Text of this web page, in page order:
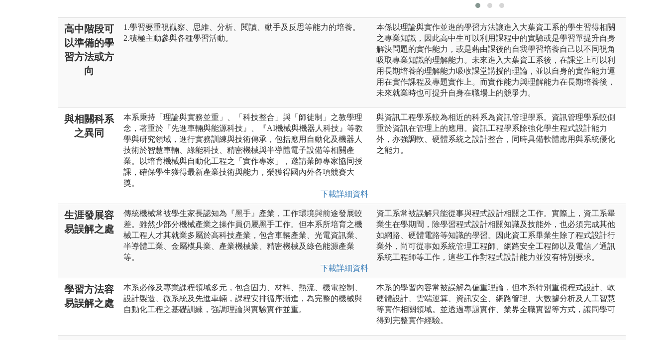
高中階段可
以準備的學
習方法或方
向
1.學習要重視觀察、思維、分析、閱讀、動手及反思等能力的培養。
2.積極主動參與各種學習活動。
本係以理論與實作並進的學習方法讓進入大葉資工系的學生習得相關
之專業知識，因此高中生可以利用課程中的實驗或是學習單提升自身
解決問題的實作能力，或是藉由課後的自我學習培養自己以不同視角
吸取專業知識的理解能力。未來進入大葉資工系後，在課堂上可以利
用長期培養的理解能力吸收課堂講授的理論，並以自身的實作能力運
用在實作課程及專題實作上。而實作能力與理解能力在長期培養後，
未來就業時也可提升自身在職場上的競爭力。
與相關科系
之異同
本系秉持「理論與實務並重」、「科技整合」與「師徒制」之教學理
念，著重於『先進車輛與能源科技』、『AI機械與機器人科技』等教
學與研究領域，進行實務訓練與技術傳承，包括應用自動化及機器人
技術於智慧車輛、綠能科技、精密機械與半導體電子設備等相關產
業。以培育機械與自動化工程之「實作專家」，邀請業師專家協同授
課，確保學生獲得最新產業技術與能力，榮獲得國內外各項競賽大
獎。
下載詳細資料
與資訊工程學系較為相近的科系為資訊管理學系。資訊管理學系較側
重於資訊在管理上的應用。資訊工程學系除強化學生程式設計能力
外，亦強調軟、硬體系統之設計整合，同時具備軟體應用與系統優化
之能力。
生涯發展容
易誤解之處
傳統機械常被學生家長認知為『黑手』產業，工作環境與前途發展較
差。雖然少部分機械產業之操作員仍屬黑手工作。但本系所培育之機
械工程人才其就業多屬於高科技產業，包含車輛產業、光電資訊業、
半導體工業、金屬模具業、產業機械業、精密機械及綠色能源產業
等。
下載詳細資料
資工系常被誤解只能從事與程式設計相關之工作。實際上，資工系畢
業生在學期間，除學習程式設計相關知識及技能外，也必須完成其他
如網路、硬體電路等知識的學習。因此資工系畢業生除了程式設計行
業外，尚可從事如系統管理工程師、網路安全工程師以及電信／通訊
系統工程師等工作，這些工作對程式設計能力並沒有特別要求。
學習方法容
易誤解之處
本系必修及專業課程領域多元，包含固力、材料、熱流、機電控制、
設計製造、微系統及先進車輛，課程安排循序漸進，為完整的機械與
自動化工程之基礎訓練，強調理論與實驗實作並重。
本系的學習內容常被誤解為偏重理論，但本系特別重視程式設計、軟
硬體設計、雲端運算、資訊安全、網路管理、大數據分析及人工智慧
等實作相關領域。並透過專題實作、業界全職實習等方式，讓同學可
得到完整實作經驗。